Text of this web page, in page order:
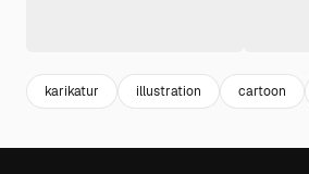
karikatur illustration cartoon